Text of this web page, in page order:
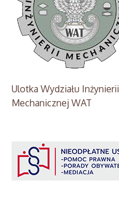
Ulotka Wydziału Inżynierii
Mechanicznej WAT